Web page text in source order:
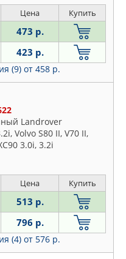
Цена Купить
473 р.
423 р.
(9) от 458 р.
Landrover
Volvo S80 II, V70 II,
3.0i, 3.2i
Цена Купить
513 р.
796 р.
(4) от 576 р.